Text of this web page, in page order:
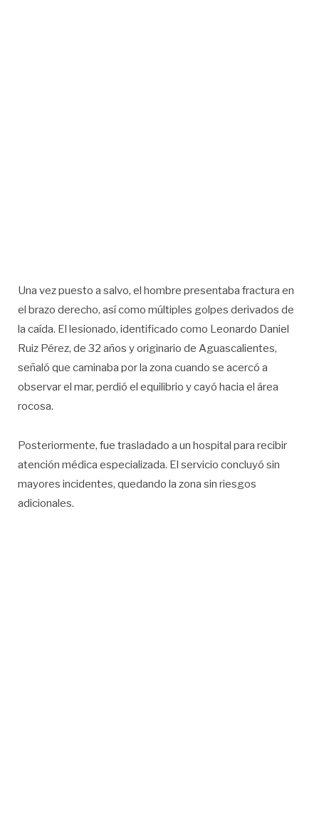
Una vez puesto a salvo, el hombre presentaba fractura en
el brazo derecho, así como múltiples golpes derivados de
la caída. El lesionado, identificado como Leonardo Daniel
Ruiz Pérez, de 32 años y originario de Aguascalientes,
señaló que caminaba por la zona cuando se acercó a
observar el mar, perdió el equilibrio y cayó hacia el área
rocosa.
Posteriormente, fue trasladado a un hospital para recibir
atención médica especializada. El servicio concluyó sin
mayores incidentes, quedando la zona sin riesgos
adicionales.